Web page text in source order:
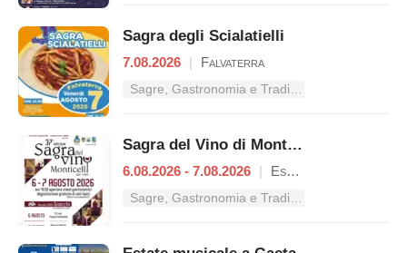
Sagra degli Scialatielli
7.08.2026 | Falvaterra
Sagre, Gastronomia e Tradizioni nel Lazio
Sagra del Vino di Monticelli
6.08.2026 - 7.08.2026 | Esperia
Sagre, Gastronomia e Tradizioni nel Lazio